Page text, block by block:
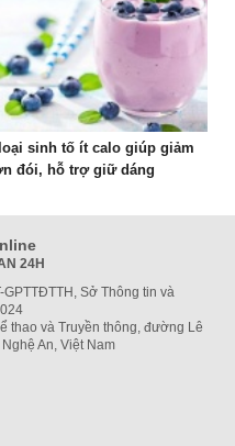
sinh tố ít calo giúp giảm
đói, hỗ trợ giữ dáng
24H
Sở Thông tin và
thao và Truyền thông, đường Lê
An, Việt Nam